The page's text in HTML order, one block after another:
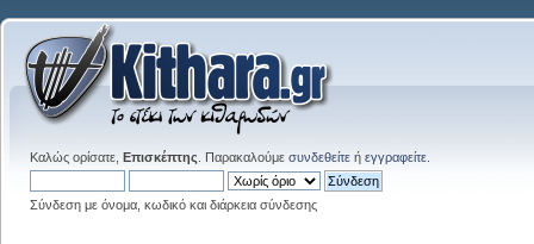
Καλώς ορίσατε, Επισκέπτης . Παρακαλούμε συνδεθείτε ή εγγραφείτε
Σύνδεση με όνομα, κωδικό και διάρκεια σύνδεσης